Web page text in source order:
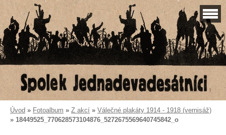
Úvod » Fotoalbum » Z akcí » Válečné plakáty 1914 - 1918 (vernisáž)
» 18449525_770628573104876_5272675569640745842_o